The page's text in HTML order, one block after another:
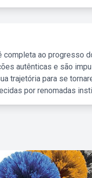
completa ao progresso
autênticas e são
trajetória para se
por renomadas